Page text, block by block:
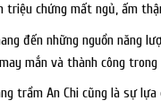
triệu chứng mất ngủ, ấm
đến những nguồn năng
mắn và thành công trong
trầm An Chi cũng là sự lựa